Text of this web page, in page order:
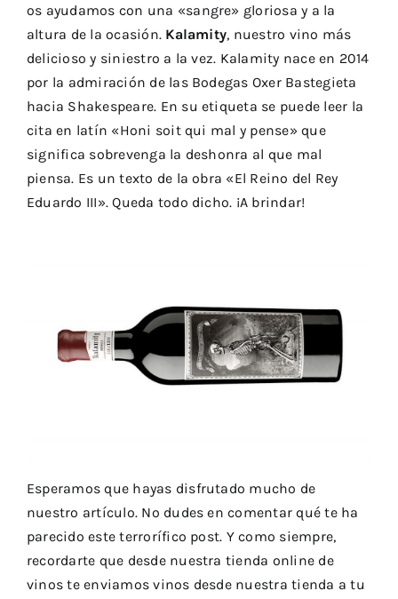
os ayudamos con una «sangre» gloriosa y a la
altura de la ocasión. Kalamity, nuestro vino más
delicioso y siniestro a la vez. Kalamity nace en 2014
por la admiración de las Bodegas Oxer Bastegieta
hacia Shakespeare. En su etiqueta se puede leer la
cita en latín «Honi soit qui mal y pense» que
significa sobrevenga la deshonra al que mal
piensa. Es un texto de la obra «El Reino del Rey
Eduardo III». Queda todo dicho. ¡A brindar!
Esperamos que hayas disfrutado mucho de
nuestro artículo. No dudes en comentar qué te ha
parecido este terrorífico post. Y como siempre,
recordarte que desde nuestra tienda online de
vinos te enviamos vinos desde nuestra tienda a tu